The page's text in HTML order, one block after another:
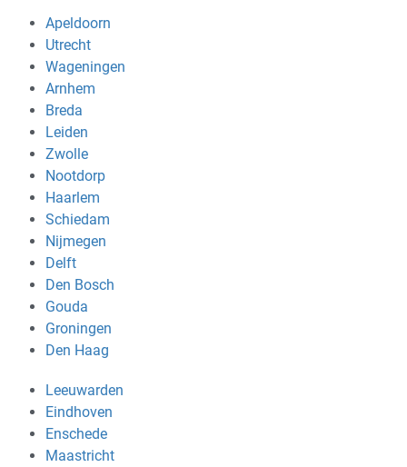
Apeldoorn
Utrecht
Wageningen
Arnhem
Breda
Leiden
Zwolle
Nootdorp
Haarlem
Schiedam
Nijmegen
Delft
Den Bosch
Gouda
Groningen
Den Haag
Leeuwarden
Eindhoven
Enschede
Maastricht